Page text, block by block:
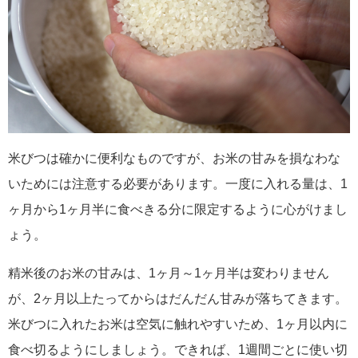
米びつは確かに便利なものですが、お米の甘みを損なわな
いためには注意する必要があります。一度に入れる量は、1
ヶ月から1ヶ月半に食べきる分に限定するように心がけまし
ょう。
精米後のお米の甘みは、1ヶ月～1ヶ月半は変わりません
が、2ヶ月以上たってからはだんだん甘みが落ちてきます。
米びつに入れたお米は空気に触れやすいため、1ヶ月以内に
食べ切るようにしましょう。できれば、1週間ごとに使い切